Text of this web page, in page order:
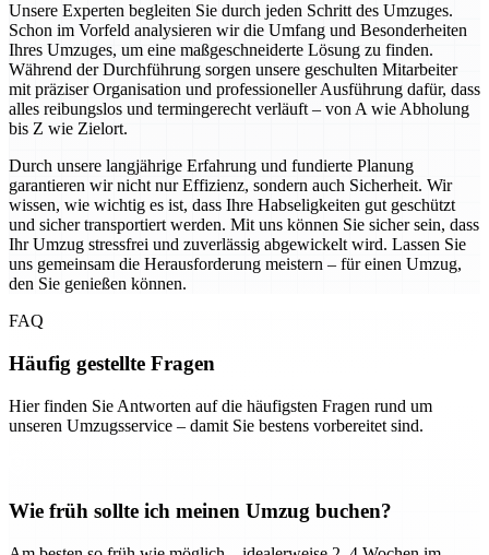
Unsere Experten begleiten Sie durch jeden Schritt des Umzuges.
Schon im Vorfeld analysieren wir die Umfang und Besonderheiten
Ihres Umzuges, um eine maßgeschneiderte Lösung zu finden.
Während der Durchführung sorgen unsere geschulten Mitarbeiter
mit präziser Organisation und professioneller Ausführung dafür, dass
alles reibungslos und termingerecht verläuft – von A wie Abholung
bis Z wie Zielort.
Durch unsere langjährige Erfahrung und fundierte Planung
garantieren wir nicht nur Effizienz, sondern auch Sicherheit. Wir
wissen, wie wichtig es ist, dass Ihre Habseligkeiten gut geschützt
und sicher transportiert werden. Mit uns können Sie sicher sein, dass
Ihr Umzug stressfrei und zuverlässig abgewickelt wird. Lassen Sie
uns gemeinsam die Herausforderung meistern – für einen Umzug,
den Sie genießen können.
FAQ
Häufig gestellte Fragen
Hier finden Sie Antworten auf die häufigsten Fragen rund um
unseren Umzugsservice – damit Sie bestens vorbereitet sind.
Wie früh sollte ich meinen Umzug buchen?